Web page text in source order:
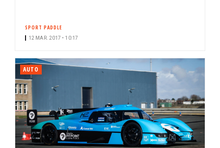
SPORT PADDLE
12 MAR. 2017 • 10:17
AUTO